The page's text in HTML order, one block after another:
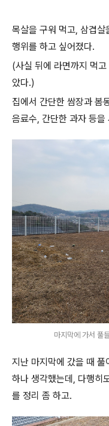
목살을 구워 먹고, 삼겹
행위를 하고 싶어졌다.
(사실 뒤에 라면까지 먹
았다.)
집에서 간단한 쌈장과 봄
음료수, 간단한 과자 등
마지막에 가서 풀
지난 마지막에 갔을 때 풀
하나 생각했는데, 다행히
를 정리 좀 하고.